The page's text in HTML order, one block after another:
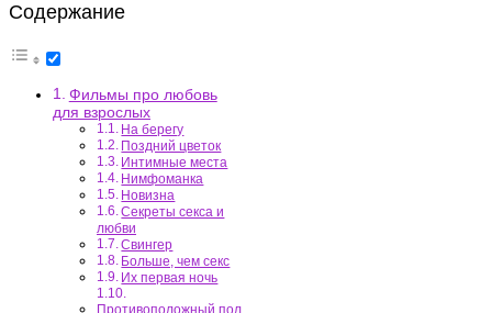
Содержание
Фильмы про любовь
для взрослых
На берегу
Поздний цветок
Интимные места
Нимфоманка
Новизна
Секреты секса и
любви
Свингер
Больше, чем секс
Их первая ночь